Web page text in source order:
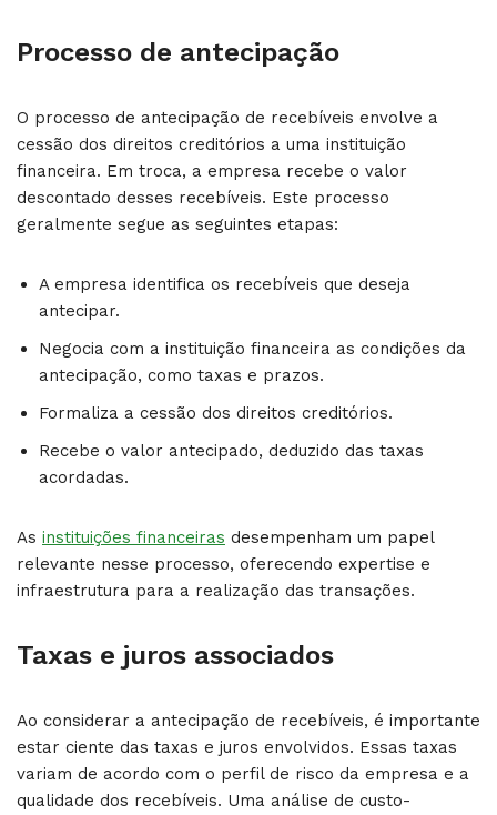
Processo de antecipação
O processo de antecipação de recebíveis envolve a
cessão dos direitos creditórios a uma instituição
financeira. Em troca, a empresa recebe o valor
descontado desses recebíveis. Este processo
geralmente segue as seguintes etapas:
A empresa identifica os recebíveis que deseja
antecipar.
Negocia com a instituição financeira as condições da
antecipação, como taxas e prazos.
Formaliza a cessão dos direitos creditórios.
Recebe o valor antecipado, deduzido das taxas
acordadas.
As instituições financeiras desempenham um papel
relevante nesse processo, oferecendo expertise e
infraestrutura para a realização das transações.
Taxas e juros associados
Ao considerar a antecipação de recebíveis, é importante
estar ciente das taxas e juros envolvidos. Essas taxas
variam de acordo com o perfil de risco da empresa e a
qualidade dos recebíveis. Uma análise de custo-